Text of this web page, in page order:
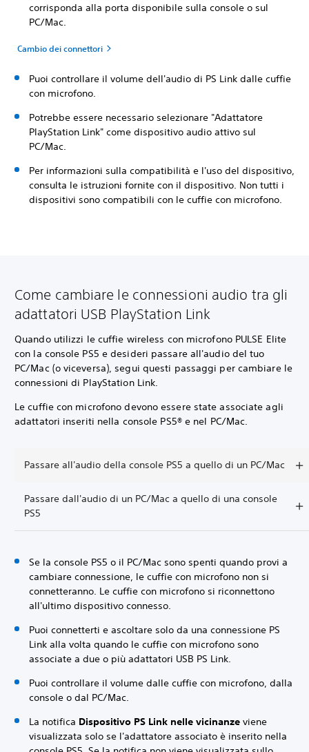
corrisponda alla porta disponibile sulla console o sul
PC/Mac.
Cambio dei connettori
Puoi controllare il volume dell'audio di PS Link dalle cuffie
con microfono.
Potrebbe essere necessario selezionare "Adattatore
PlayStation Link" come dispositivo audio attivo sul
PC/Mac.
Per informazioni sulla compatibilità e l'uso del dispositivo,
consulta le istruzioni fornite con il dispositivo. Non tutti i
dispositivi sono compatibili con le cuffie con microfono.
Come cambiare le connessioni audio tra gli
adattatori USB PlayStation Link
Quando utilizzi le cuffie wireless con microfono PULSE Elite
con la console PS5 e desideri passare all'audio del tuo
PC/Mac (o viceversa), segui questi passaggi per cambiare le
connessioni di PlayStation Link.
Le cuffie con microfono devono essere state associate agli
adattatori inseriti nella console PS5® e nel PC/Mac.
Passare all'audio della console PS5 a quello di un PC/Mac
Passare dall'audio di un PC/Mac a quello di una console
PS5
Se la console PS5 o il PC/Mac sono spenti quando provi a
cambiare connessione, le cuffie con microfono non si
connetteranno. Le cuffie con microfono si riconnettono
all'ultimo dispositivo connesso.
Puoi connetterti e ascoltare solo da una connessione PS
Link alla volta quando le cuffie con microfono sono
associate a due o più adattatori USB PS Link.
Puoi controllare il volume dalle cuffie con microfono, dalla
console o dal PC/Mac.
La notifica Dispositivo PS Link nelle vicinanze viene
visualizzata solo se l'adattatore associato è inserito nella